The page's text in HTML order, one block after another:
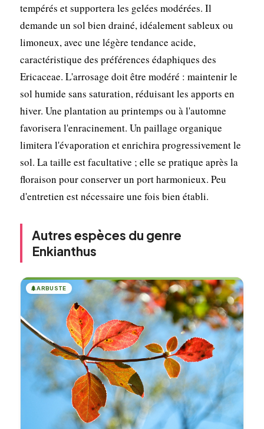
tempérés et supportera les gelées modérées. Il
demande un sol bien drainé, idéalement sableux ou
limoneux, avec une légère tendance acide,
caractéristique des préférences édaphiques des
Ericaceae. L'arrosage doit être modéré : maintenir le
sol humide sans saturation, réduisant les apports en
hiver. Une plantation au printemps ou à l'automne
favorisera l'enracinement. Un paillage organique
limitera l'évaporation et enrichira progressivement le
sol. La taille est facultative ; elle se pratique après la
floraison pour conserver un port harmonieux. Peu
d'entretien est nécessaire une fois bien établi.
Autres espèces du genre
Enkianthus
🌲ARBUSTE